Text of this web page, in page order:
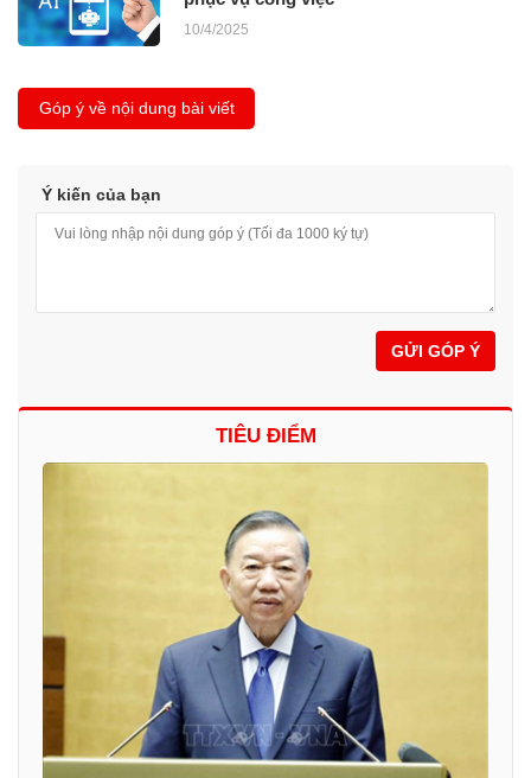
10/4/2025
Góp ý về nội dung bài viết
Ý kiến của bạn
GỬI GÓP Ý
TIÊU ĐIỂM